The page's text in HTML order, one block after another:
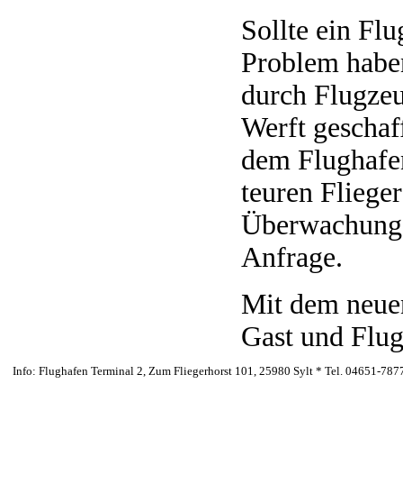
Sollte ein
Problem
durch
Werft
dem
teuren
Anfrage.
Mit dem
Gast und
Info: Flughafen Terminal 2, Zum Fliegerhorst 101, 25980 Sylt * Tel. 04651-